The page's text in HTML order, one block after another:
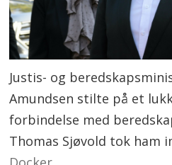
Justis- og
Amundsen stilte på et
forbindelse med
Thomas Sjøvold tok ham